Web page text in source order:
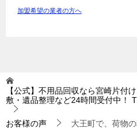
加盟希望の業者の方へ
【公式】不用品回収なら宮崎片付
敷・遺品整理など24時間受付中！
お客様の声 大王町で、荷物